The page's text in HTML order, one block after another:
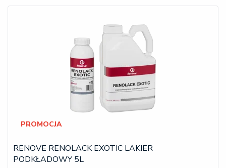
PROMOCJA
RENOVE RENOLACK EXOTIC LAKIER
PODKŁADOWY 5L